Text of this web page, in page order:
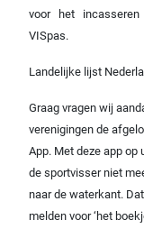
voor het
VISpas.
Landelijke lijst
Graag vragen wij
verenigingen de
App. Met deze app op
de sportvisser niet
naar de waterkant.
melden voor ‘het